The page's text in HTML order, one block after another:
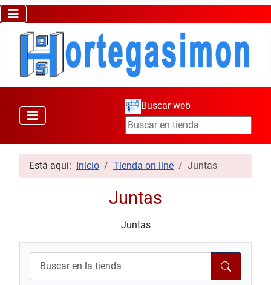
Buscar web
Está aquí: Inicio Tienda on line Juntas
Juntas
Juntas